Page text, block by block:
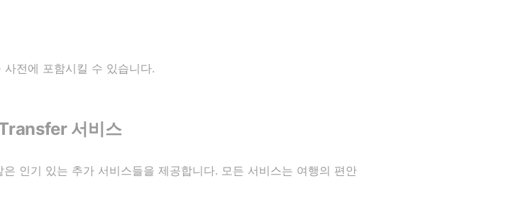
전에 포함시킬 수 있습니다.
서비스
인기 있는 추가 서비스들을 제공합니다. 모든 서비스는 여행의 편안